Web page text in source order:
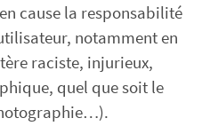
cause la responsabilité
notamment en
raciste, injurieux,
quel que soit le